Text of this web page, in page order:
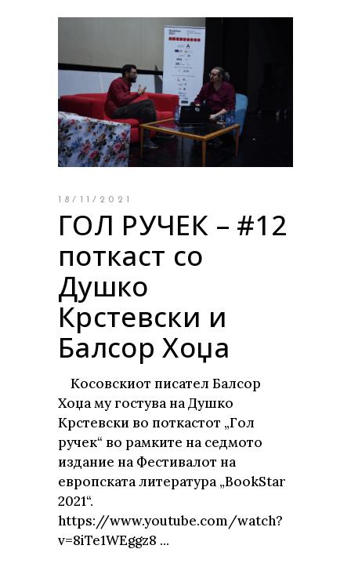
18/11/2021
ГОЛ РУЧЕК – #12
поткаст со
Душко
Крстевски и
Балсор Хоџа
Косовскиот писател Балсор
Хоџа му гостува на Душко
Крстевски во поткастот „Гол
ручек“ во рамките на седмото
издание на Фестивалот на
европската литература „BookStar
2021“.
https://www.youtube.com/watch?
v=8iTe1WEggz8